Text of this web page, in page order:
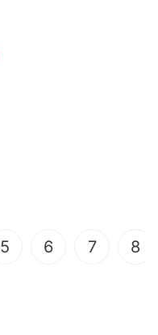
5 6 7 8